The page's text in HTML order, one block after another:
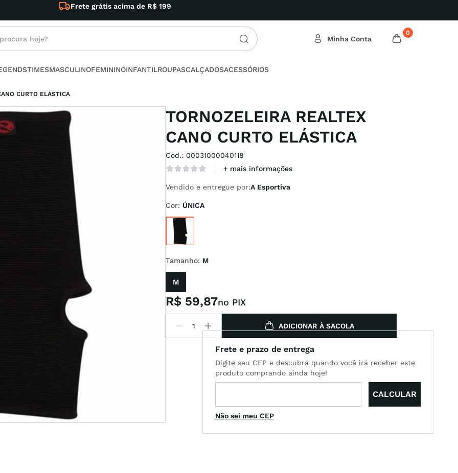
hoje? 0
TIMESMASCULINOFEMININOINFANTILROUPASCALÇADOSACESSÓRIOS
CURTO ELÁSTICA
TORNOZELEIRA REALTEX
CANO CURTO ELÁSTICA
Cod.: 00031000040118
+ mais informações
Vendido e entregue por:A Esportiva
Cor: ÚNICA
Tamanho: M
M
R$ 59,87no PIX
ADICIONAR À SACOLA
Não sei meu CEP
buscados